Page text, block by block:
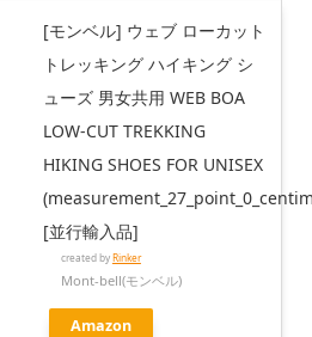
[モンベル] ウェブ ローカット
トレッキング ハイキング シ
ューズ 男女共用 WEB BOA
LOW-CUT TREKKING
HIKING SHOES FOR UNISEX
[並行輸入品]
created byRinker
Mont-bell(モンベル)
Amazon